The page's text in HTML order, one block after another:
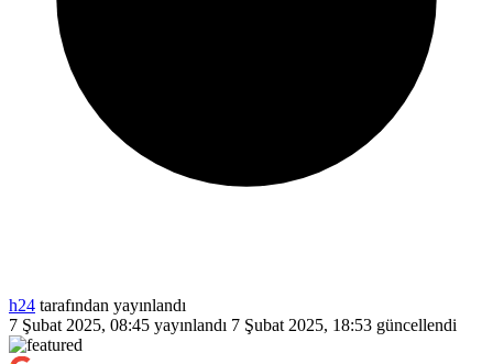
h24 tarafından yayınlandı
7 Şubat 2025, 08:45 yayınlandı 7 Şubat 2025, 18:53 güncellendi